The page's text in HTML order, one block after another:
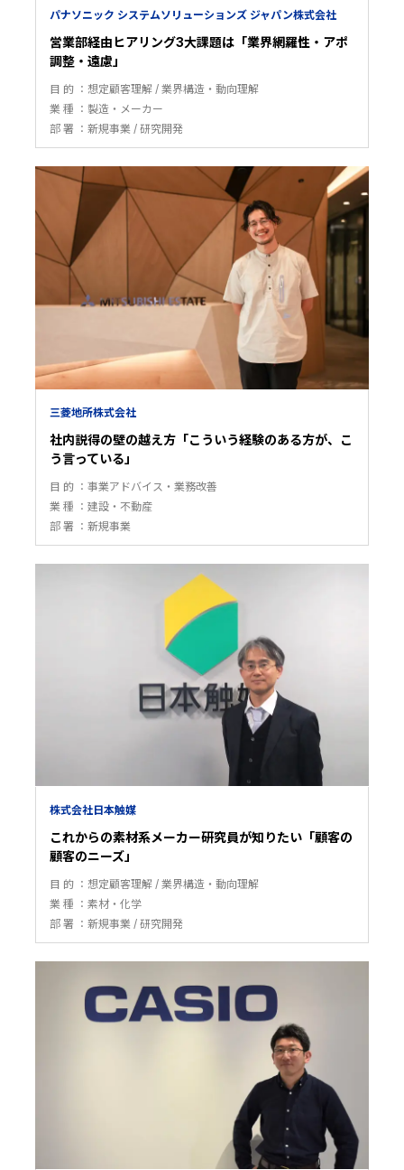
パナソニック システムソリューションズ ジャパン株式会社
営業部経由ヒアリング3大課題は「業界網羅性・アポ
調整・遠慮」
目 的 想定顧客理解
業界構造・動向理解
業 種
製造・メーカー
部 署
新規事業 研究開発
三菱地所株式会社
社内説得の壁の越え方「こういう経験のある方が、こ
う言っている」
目 的
事業アドバイス・業務改善
業 種
建設・不動産
部 署
新規事業
株式会社日本触媒
これからの素材系メーカー研究員が知りたい「顧客の
顧客のニーズ」
目 的 想定顧客理解
業界構造・動向理解
業 種
素材・化学
部 署
新規事業 研究開発